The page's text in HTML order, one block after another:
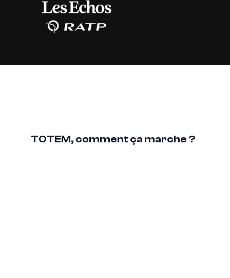
TOTEM, comment ça marche ?